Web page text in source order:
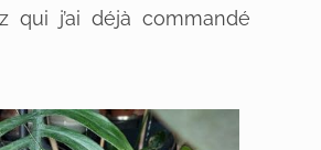
qui j’ai déjà commandé